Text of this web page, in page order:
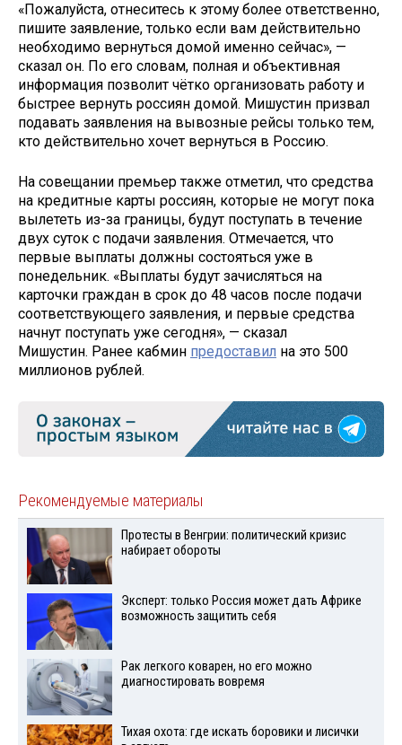
«Пожалуйста, отнеситесь к этому более ответственно,
пишите заявление, только если вам действительно
необходимо вернуться домой именно сейчас», —
сказал он. По его словам, полная и объективная
информация позволит чётко организовать работу и
быстрее вернуть россиян домой. Мишустин призвал
подавать заявления на вывозные рейсы только тем,
кто действительно хочет вернуться в Россию.
На совещании премьер также отметил, что средства
на кредитные карты россиян, которые не могут пока
вылететь из-за границы, будут поступать в течение
двух суток с подачи заявления. Отмечается, что
первые выплаты должны состояться уже в
понедельник. «Выплаты будут зачисляться на
карточки граждан в срок до 48 часов после подачи
соответствующего заявления, и первые средства
начнут поступать уже сегодня», — сказал
Мишустин. Ранее кабмин предоставил на это 500
миллионов рублей.
Рекомендуемые материалы
Протесты в Венгрии: политический кризис
набирает обороты
Эксперт: только Россия может дать Африке
возможность защитить себя
Рак легкого коварен, но его можно
диагностировать вовремя
Тихая охота: где искать боровики и лисички